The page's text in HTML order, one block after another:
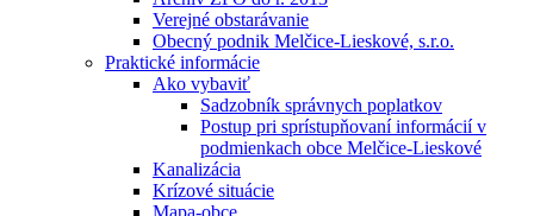
Verejné obstarávanie
Obecný podnik Melčice-Lieskové, s.r.o.
Praktické informácie
Ako vybaviť
Sadzobník správnych poplatkov
Postup pri sprístupňovaní informácií v
podmienkach obce Melčice-Lieskové
Kanalizácia
Krízové situácie
Mapa-obce